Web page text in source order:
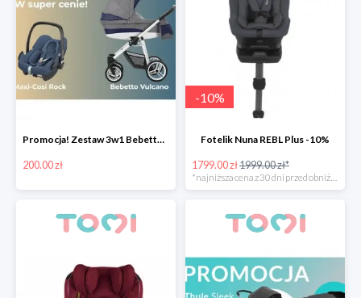
Promocja! Zestaw 3w1 Bebetto Vulcano z fotelikiem samochodowym taniej o 200zł
200.00 zł
-10%
Fotelik Nuna REBL Plus -10%
1799.00 zł1999.00 zł*